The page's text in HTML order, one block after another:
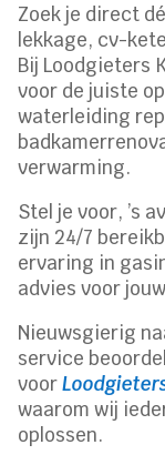
Zoek je direct
lekkage, cv-
Bij Loodgieters
voor de juiste
waterleiding
verwarming.
Stel je voor, ’s
zijn 24/7
ervaring in
advies voor
Nieuwsgierig
service
voor
waarom wij
oplossen.